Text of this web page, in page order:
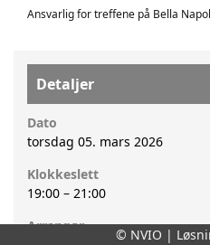
Ansvarlig for treffene på Bella
Detaljer
Dato
torsdag 05. mars 2026
Klokkeslett
19:00 – 21:00
Arrangør
© NVIO |